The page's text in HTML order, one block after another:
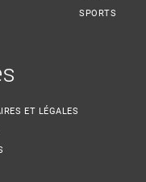
SPORTS
ET LÉGALES